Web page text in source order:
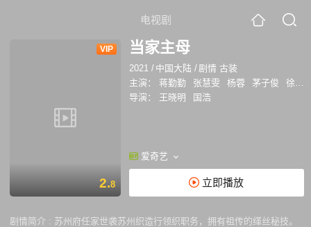
电视剧
VIP
2.8
当家主母
2021 / 中国大陆 /剧情 古装
主演：
蒋勤勤 张慧雯 杨蓉 茅子俊
徐海乔
导演：
王晓明 国浩
爱奇艺
立即播放
剧情简介 : 苏州府任家世袭苏州织造行领织职务，拥有祖传的缂丝秘技。